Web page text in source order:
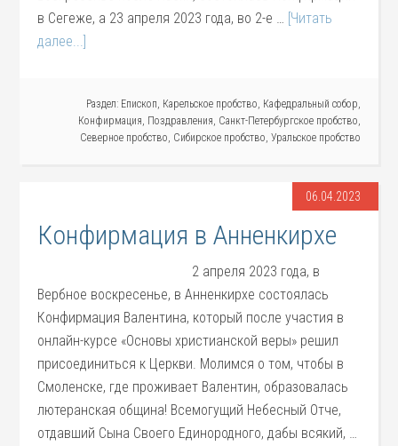
в Сегеже, а 23 апреля 2023 года, во 2-е … [Читать
далее...]
Раздел: Епископ, Карельское пробство, Кафедральный собор,
Конфирмация, Поздравления, Санкт-Петербургское пробство,
Северное пробство, Сибирское пробство, Уральское пробство
06.04.2023
Конфирмация в Анненкирхе
2 апреля 2023 года, в
Вербное воскресенье, в Анненкирхе состоялась
Конфирмация Валентина, который после участия в
онлайн-курсе «Основы христианской веры» решил
присоединиться к Церкви. Молимся о том, чтобы в
Смоленске, где проживает Валентин, образовалась
лютеранская община! Всемогущий Небесный Отче,
отдавший Сына Своего Единородного, дабы всякий, …